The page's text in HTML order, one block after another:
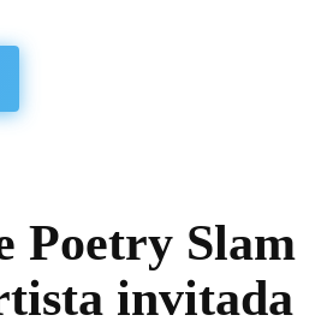
Poetry Slam
invitada